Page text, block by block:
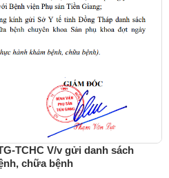
TCHC V/v gửi danh sách
chữa bệnh